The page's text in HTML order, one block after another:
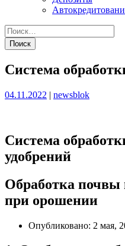
Система
Опубликовано
04.11.2022 | Опубликовано
newsblok
Система
удобрений
Обработка почвы
при орошении
Опубликовано: 2 мая,